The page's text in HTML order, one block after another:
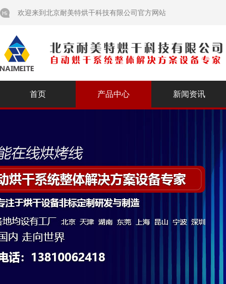
欢迎来到北京耐美特烘干科技有限公司官方网站
首页 产品中心 新闻资讯